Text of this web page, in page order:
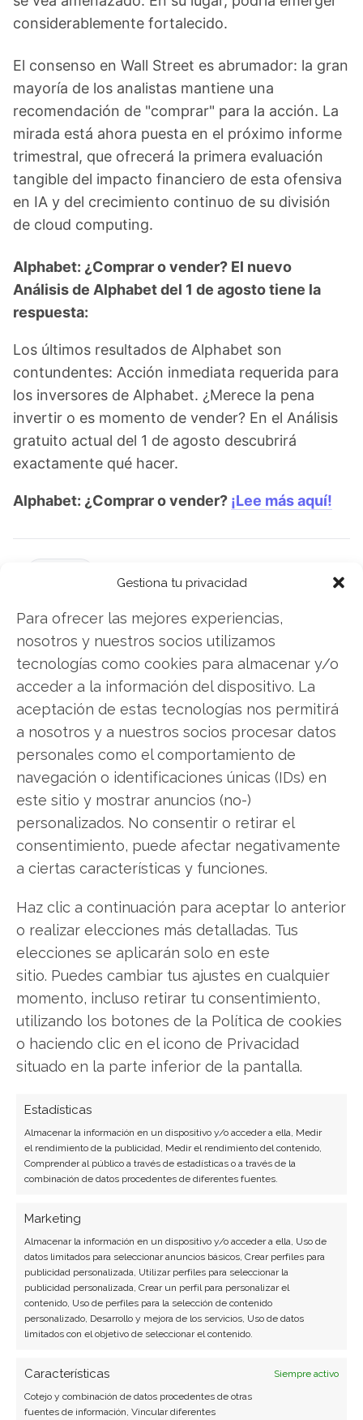
Gestiona tu privacidad
Para ofrecer las mejores experiencias,
nosotros y nuestros socios utilizamos
tecnologías como cookies para almacenar y/o
acceder a la información del dispositivo. La
aceptación de estas tecnologías nos permitirá
a nosotros y a nuestros socios procesar datos
personales como el comportamiento de
navegación o identificaciones únicas (IDs) en
este sitio y mostrar anuncios (no-)
personalizados. No consentir o retirar el
consentimiento, puede afectar negativamente
a ciertas características y funciones.
Haz clic a continuación para aceptar lo anterior
o realizar elecciones más detalladas. Tus
elecciones se aplicarán solo en este
sitio. Puedes cambiar tus ajustes en cualquier
momento, incluso retirar tu consentimiento,
utilizando los botones de la Política de cookies
o haciendo clic en el icono de Privacidad
situado en la parte inferior de la pantalla.
Estadísticas
Almacenar la información en un dispositivo y/o acceder a ella, Medir
el rendimiento de la publicidad, Medir el rendimiento del contenido,
Comprender al público a través de estadísticas o a través de la
combinación de datos procedentes de diferentes fuentes.
Marketing
Almacenar la información en un dispositivo y/o acceder a ella, Uso de
datos limitados para seleccionar anuncios básicos, Crear perfiles para
publicidad personalizada, Utilizar perfiles para seleccionar la
publicidad personalizada, Crear un perfil para personalizar el
contenido, Uso de perfiles para la selección de contenido
personalizado, Desarrollo y mejora de los servicios, Uso de datos
limitados con el objetivo de seleccionar el contenido.
Características
Siempre activo
Cotejo y combinación de datos procedentes de otras
fuentes de información, Vincular diferentes
considerablemente fortalecido.
El consenso en Wall Street es abrumador: la gran
mayoría de los analistas mantiene una
recomendación de "comprar" para la acción. La
mirada está ahora puesta en el próximo informe
trimestral, que ofrecerá la primera evaluación
tangible del impacto financiero de esta ofensiva
en IA y del crecimiento continuo de su división
de cloud computing.
Alphabet: ¿Comprar o vender? El nuevo
Análisis de Alphabet del 1 de agosto tiene la
respuesta:
Los últimos resultados de Alphabet son
contundentes: Acción inmediata requerida para
los inversores de Alphabet. ¿Merece la pena
invertir o es momento de vender? En el Análisis
gratuito actual del 1 de agosto descubrirá
exactamente qué hacer.
Alphabet: ¿Comprar o vender? ¡Lee más aquí!
Compartir este artículo
Twitter
Facebook
LinkedIn
Copiar enlace
SOBRE EL AUTOR
Carmen Ruiz López
Periodista especializada en tecnología y
transformación digital con más de 8 años de
experiencia. Experta en inteligencia artificial,
ciberseguridad y startups tecnológicas.